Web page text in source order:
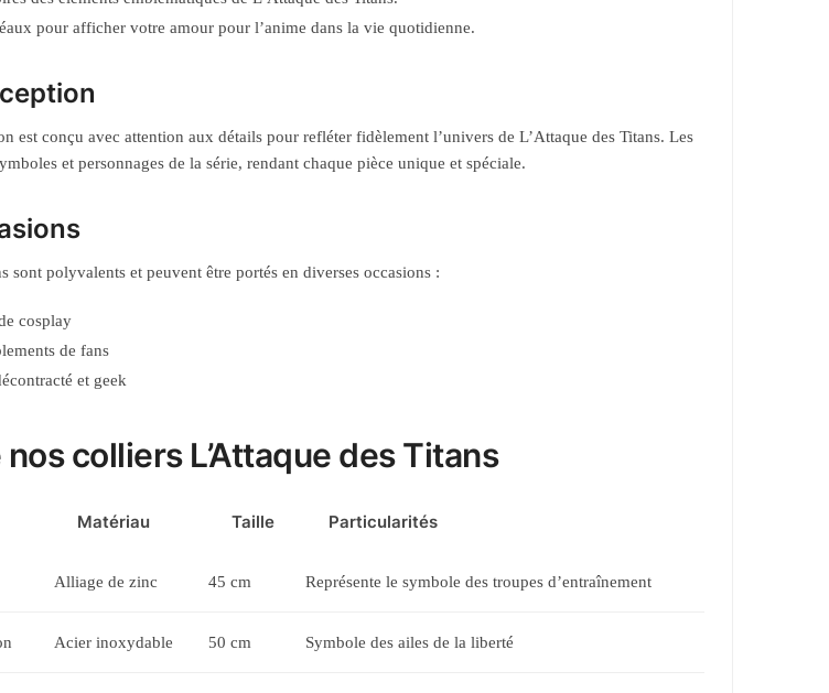
pour afficher votre amour pour l’anime dans la vie quotidienne.
est conçu avec attention aux détails pour refléter fidèlement l’univers de L’Attaque des Titans. Les
et personnages de la série, rendant chaque pièce unique et spéciale.
sont polyvalents et peuvent être portés en diverses occasions :
cosplay
de fans
et geek
colliers L’Attaque des Titans
Matériau Taille Particularités
Alliage de zinc 45 cm Représente le symbole des troupes d’entraînement
Acier inoxydable 50 cm Symbole des ailes de la liberté